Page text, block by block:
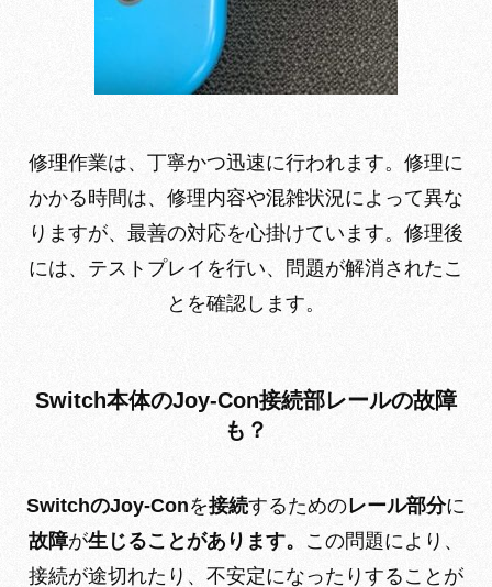
修理作業は、丁寧かつ迅速に行われます。修理に
かかる時間は、修理内容や混雑状況によって異な
りますが、最善の対応を心掛けています。修理後
には、テストプレイを行い、問題が解消されたこ
とを確認します。
Switch本体のJoy-Con接続部レールの故障
も？
SwitchのJoy-Conを接続するためのレール部分に
故障が生じることがあります。 この問題により、
接続が途切れたり、不安定になったりすることが